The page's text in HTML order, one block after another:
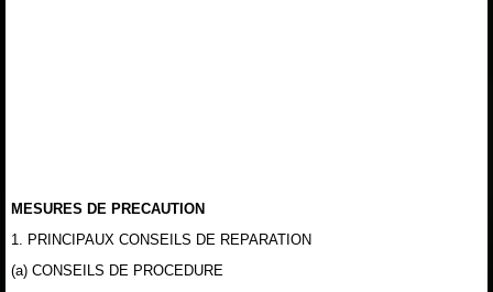
MESURES DE PRECAUTION
1. PRINCIPAUX CONSEILS DE REPARATION
(a) CONSEILS DE PROCEDURE